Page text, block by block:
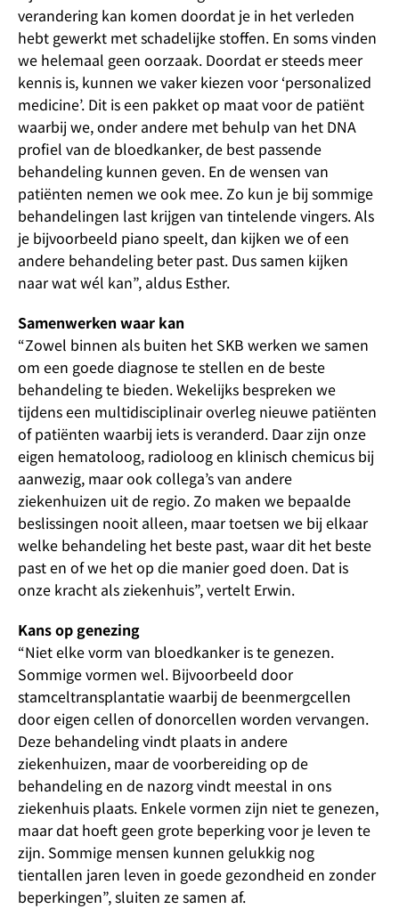
verandering kan komen doordat je in het verleden
hebt gewerkt met schadelijke stoffen. En soms vinden
we helemaal geen oorzaak. Doordat er steeds meer
kennis is, kunnen we vaker kiezen voor ‘personalized
medicine’. Dit is een pakket op maat voor de patiënt
waarbij we, onder andere met behulp van het DNA
profiel van de bloedkanker, de best passende
behandeling kunnen geven. En de wensen van
patiënten nemen we ook mee. Zo kun je bij sommige
behandelingen last krijgen van tintelende vingers. Als
je bijvoorbeeld piano speelt, dan kijken we of een
andere behandeling beter past. Dus samen kijken
naar wat wél kan”, aldus Esther.
Samenwerken waar kan
“Zowel binnen als buiten het SKB werken we samen
om een goede diagnose te stellen en de beste
behandeling te bieden. Wekelijks bespreken we
tijdens een multidisciplinair overleg nieuwe patiënten
of patiënten waarbij iets is veranderd. Daar zijn onze
eigen hematoloog, radioloog en klinisch chemicus bij
aanwezig, maar ook collega’s van andere
ziekenhuizen uit de regio. Zo maken we bepaalde
beslissingen nooit alleen, maar toetsen we bij elkaar
welke behandeling het beste past, waar dit het beste
past en of we het op die manier goed doen. Dat is
onze kracht als ziekenhuis”, vertelt Erwin.
Kans op genezing
“Niet elke vorm van bloedkanker is te genezen.
Sommige vormen wel. Bijvoorbeeld door
stamceltransplantatie waarbij de beenmergcellen
door eigen cellen of donorcellen worden vervangen.
Deze behandeling vindt plaats in andere
ziekenhuizen, maar de voorbereiding op de
behandeling en de nazorg vindt meestal in ons
ziekenhuis plaats. Enkele vormen zijn niet te genezen,
maar dat hoeft geen grote beperking voor je leven te
zijn. Sommige mensen kunnen gelukkig nog
tientallen jaren leven in goede gezondheid en zonder
beperkingen”, sluiten ze samen af.